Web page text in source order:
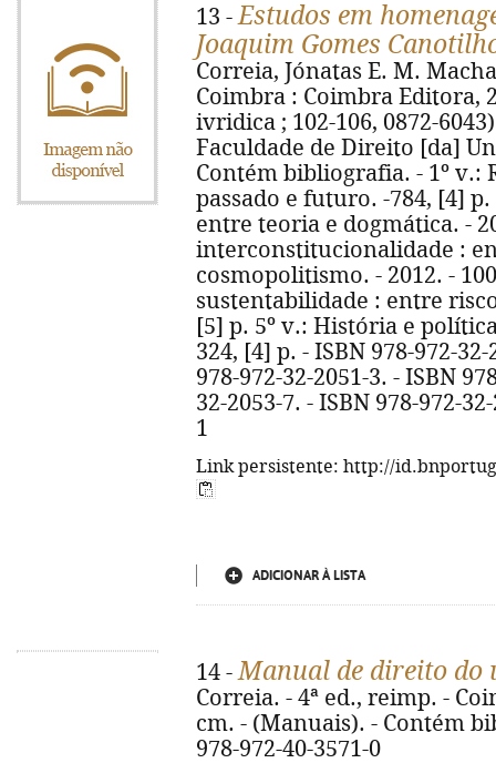
13 -Estudos em
Joaquim Gomes
Correia, Jónatas E. M.
Coimbra : Coimbra Editora,
ivridica ; 102-106, 0872-
Faculdade de Direito [da]
Contém bibliografia. - 1º v.:
passado e futuro. -784, [4]
entre teoria e dogmática. -
interconstitucionalidade :
cosmopolitismo. - 2012. -
sustentabilidade : entre
[5] p. 5º v.: História e
324, [4] p. - ISBN 978-972-
978-972-32-2051-3. - ISBN
32-2053-7. - ISBN 978-972-
1
Link persistente: http://
ADICIONAR À LISTA
14 -Manual de direito do
Correia. - 4ª ed., reimp. -
cm. - (Manuais). - Contém
978-972-40-3571-0